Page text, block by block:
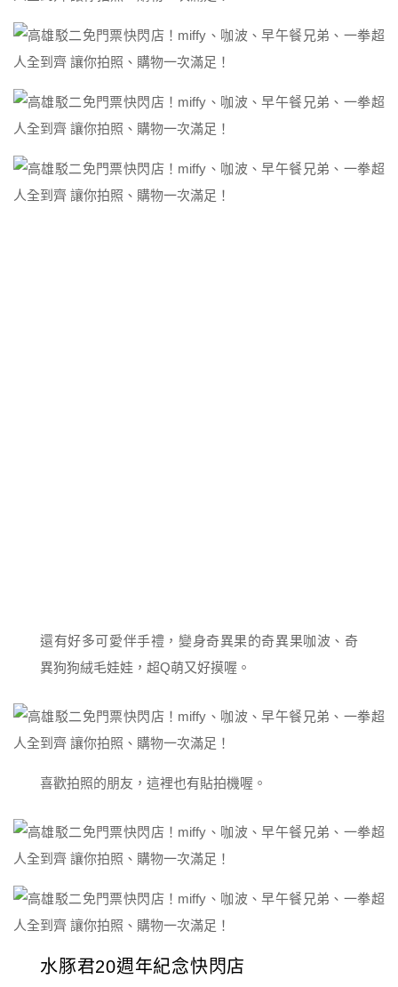
還有好多可愛伴手禮，變身奇異果的奇異果咖波、奇
異狗狗絨毛娃娃，超Q萌又好摸喔。
喜歡拍照的朋友，這裡也有貼拍機喔。
水豚君20週年紀念快閃店